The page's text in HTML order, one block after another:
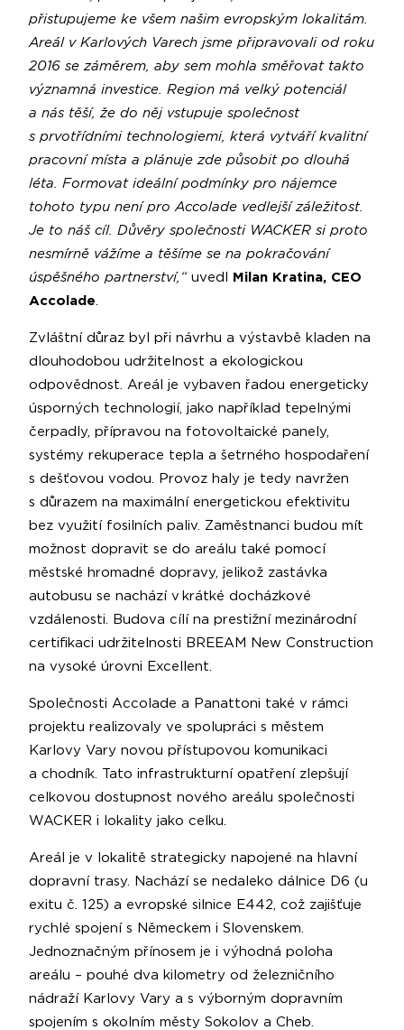
přistupujeme ke všem našim evropským lokalitám.
Areál v Karlových Varech jsme připravovali od roku
2016 se záměrem, aby sem mohla směřovat takto
významná investice. Region má velký potenciál
a nás těší, že do něj vstupuje společnost
s prvotřídními technologiemi, která vytváří kvalitní
pracovní místa a plánuje zde působit po dlouhá
léta. Formovat ideální podmínky pro nájemce
tohoto typu není pro Accolade vedlejší záležitost.
Je to náš cíl. Důvěry společnosti WACKER si proto
nesmírně vážíme a těšíme se na pokračování
úspěšného partnerství,“uvedl Milan Kratina, CEO
Accolade
Zvláštní důraz byl při návrhu a výstavbě kladen na
dlouhodobou udržitelnost a ekologickou
odpovědnost. Areál je vybaven řadou energeticky
úsporných technologií, jako například tepelnými
čerpadly, přípravou na fotovoltaické panely,
systémy rekuperace tepla a šetrného hospodaření
s dešťovou vodou. Provoz haly je tedy navržen
s důrazem na maximální energetickou efektivitu
bez využití fosilních paliv. Zaměstnanci budou mít
možnost dopravit se do areálu také pomocí
městské hromadné dopravy, jelikož zastávka
autobusu se nachází v krátké docházkové
vzdálenosti. Budova cílí na prestižní mezinárodní
certifikaci udržitelnosti BREEAM New Construction
na vysoké úrovni Excellent.
Společnosti Accolade a Panattoni také v rámci
projektu realizovaly ve spolupráci s městem
Karlovy Vary novou přístupovou komunikaci
a chodník. Tato infrastrukturní opatření zlepšují
celkovou dostupnost nového areálu společnosti
WACKER i lokality jako celku.
Areál je v lokalitě strategicky napojené na hlavní
dopravní trasy. Nachází se nedaleko dálnice D6 (u
exitu č. 125) a evropské silnice E442, což zajišťuje
rychlé spojení s Německem i Slovenskem.
Jednoznačným přínosem je i výhodná poloha
areálu – pouhé dva kilometry od železničního
nádraží Karlovy Vary a s výborným dopravním
spojením s okolním městy Sokolov a Cheb.